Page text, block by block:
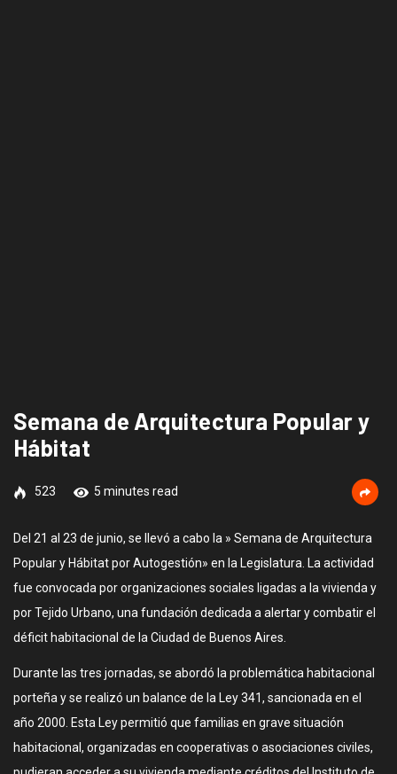
Semana de Arquitectura Popular y
Hábitat
523 5 minutes read
Del 21 al 23 de junio, se llevó a cabo la » Semana de Arquitectura
Popular y Hábitat por Autogestión» en la Legislatura. La actividad
fue convocada por organizaciones sociales ligadas a la vivienda y
por Tejido Urbano, una fundación dedicada a alertar y combatir el
déficit habitacional de la Ciudad de Buenos Aires.
Durante las tres jornadas, se abordó la problemática habitacional
porteña y se realizó un balance de la Ley 341, sancionada en el
año 2000. Esta Ley permitió que familias en grave situación
habitacional, organizadas en cooperativas o asociaciones civiles,